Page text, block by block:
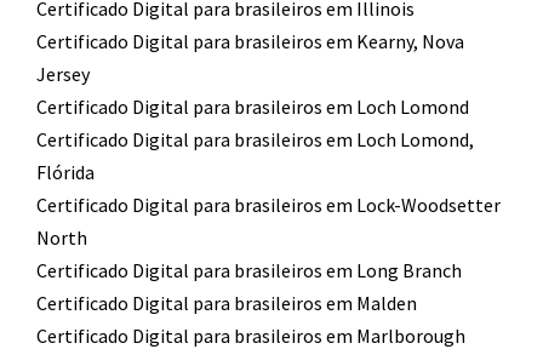
Certificado Digital para brasileiros em Illinois
Certificado Digital para brasileiros em Kearny, Nova
Jersey
Certificado Digital para brasileiros em Loch Lomond
Certificado Digital para brasileiros em Loch Lomond,
Flórida
Certificado Digital para brasileiros em Lock-Woodsetter
North
Certificado Digital para brasileiros em Long Branch
Certificado Digital para brasileiros em Malden
Certificado Digital para brasileiros em Marlborough